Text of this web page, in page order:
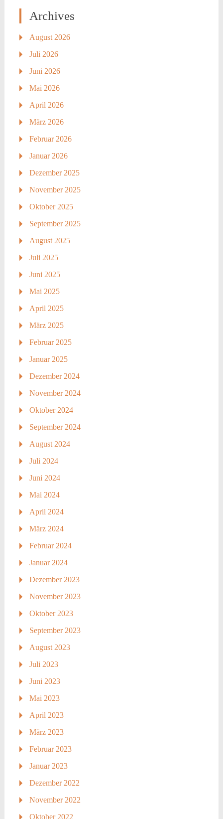
Archives
August 2026
Juli 2026
Juni 2026
Mai 2026
April 2026
März 2026
Februar 2026
Januar 2026
Dezember 2025
November 2025
Oktober 2025
September 2025
August 2025
Juli 2025
Juni 2025
Mai 2025
April 2025
März 2025
Februar 2025
Januar 2025
Dezember 2024
November 2024
Oktober 2024
September 2024
August 2024
Juli 2024
Juni 2024
Mai 2024
April 2024
März 2024
Februar 2024
Januar 2024
Dezember 2023
November 2023
Oktober 2023
September 2023
August 2023
Juli 2023
Juni 2023
Mai 2023
April 2023
März 2023
Februar 2023
Januar 2023
Dezember 2022
November 2022
Oktober 2022